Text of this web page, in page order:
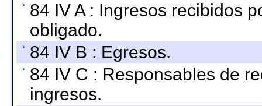
84 IV A : Ingresos recibidos
obligado.
84 IV B : Egresos.
84 IV C : Responsables de
ingresos.